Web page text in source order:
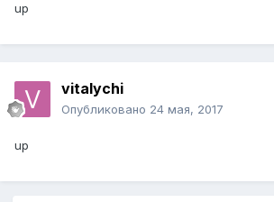
up
vitalychi
Опубликовано 24 мая, 2017
up